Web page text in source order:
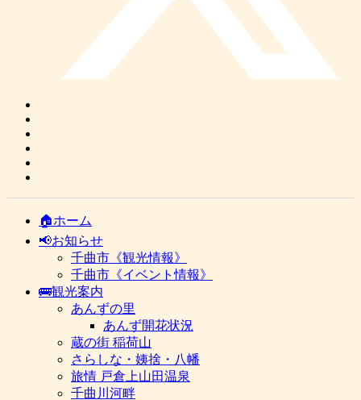
🏠ホーム
📢お知らせ
千曲市《観光情報》
千曲市《イベント情報》
🚌観光案内
あんずの里
あんず開花状況
蔵の街 稲荷山
さらしな・姨捨・八幡
旅情 戸倉上山田温泉
千曲川河畔